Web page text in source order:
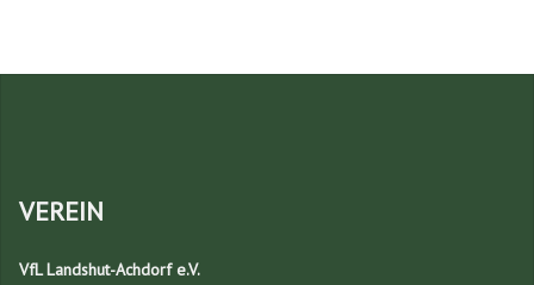
VEREIN
VfL Landshut-Achdorf e.V.